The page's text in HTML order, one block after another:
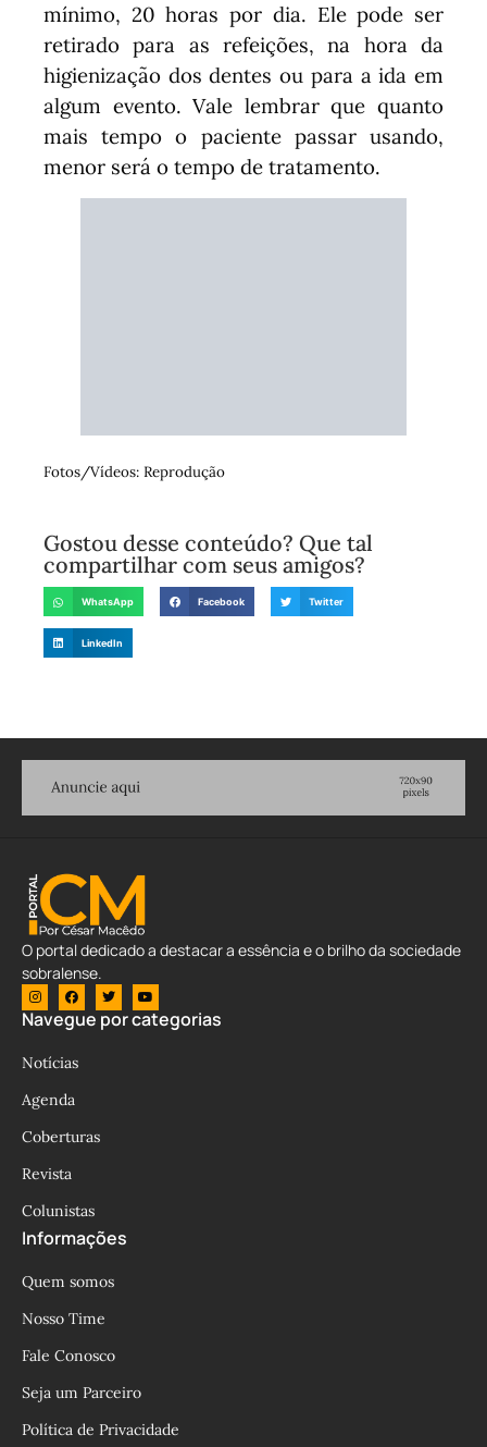
mínimo, 20 horas por dia. Ele pode ser
retirado para as refeições, na hora da
higienização dos dentes ou para a ida em
algum evento. Vale lembrar que quanto
mais tempo o paciente passar usando,
menor será o tempo de tratamento.
Fotos/Vídeos: Reprodução
Gostou desse conteúdo? Que tal
compartilhar com seus amigos?
WhatsApp Facebook Twitter
LinkedIn
O portal dedicado a destacar a essência e o brilho da sociedade
sobralense.
Navegue por categorias
Notícias
Agenda
Coberturas
Revista
Colunistas
Informações
Quem somos
Nosso Time
Fale Conosco
Seja um Parceiro
Política de Privacidade